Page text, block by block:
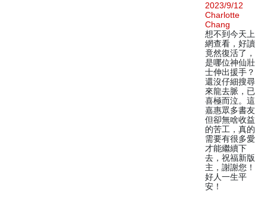
2023/9/12
Charlotte
Chang
想不到今天上
網查看，好讀
竟然復活了，
是哪位神仙壯
士伸出援手？
還沒仔細搜尋
來龍去脈，已
喜極而泣。這
嘉惠眾多書友
但卻無啥收益
的苦工，真的
需要有很多愛
才能繼續下
去，祝福新版
主，謝謝您！
好人一生平
安！